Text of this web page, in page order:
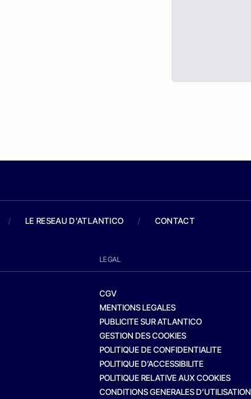
/ LE RESEAU D'ATLANTICO / CONTACT
LEGAL
CGV
MENTIONS LEGALES
PUBLICITE SUR ATLANTICO
GESTION DES COOKIES
POLITIQUE DE CONFIDENTIALITE
POLITIQUE D’ACCESSIBILITE
POLITIQUE RELATIVE AUX COOKIES
CONDITIONS GENERALES D’UTILISATION